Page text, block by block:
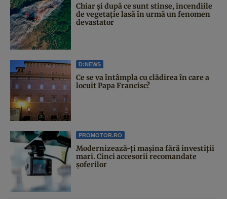
Chiar și după ce sunt stinse, incendiile
de vegetație lasă în urmă un fenomen
devastator
D:NEWS
Ce se va întâmpla cu clădirea în care a
locuit Papa Francisc?
PROMOTOR.RO
Modernizează-ți mașina fără investiții
mari. Cinci accesorii recomandate
șoferilor